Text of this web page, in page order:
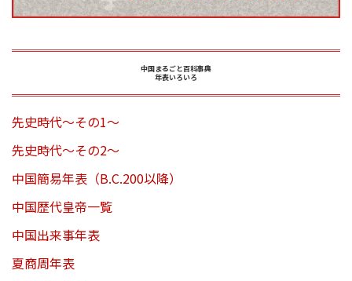
中国まるごと百科事典
年表いろいろ
先史時代～その1～
先史時代～その2～
中国簡易年表（B.C.200以降）
中国歴代皇帝一覧
中国出来事年表
夏商周年表